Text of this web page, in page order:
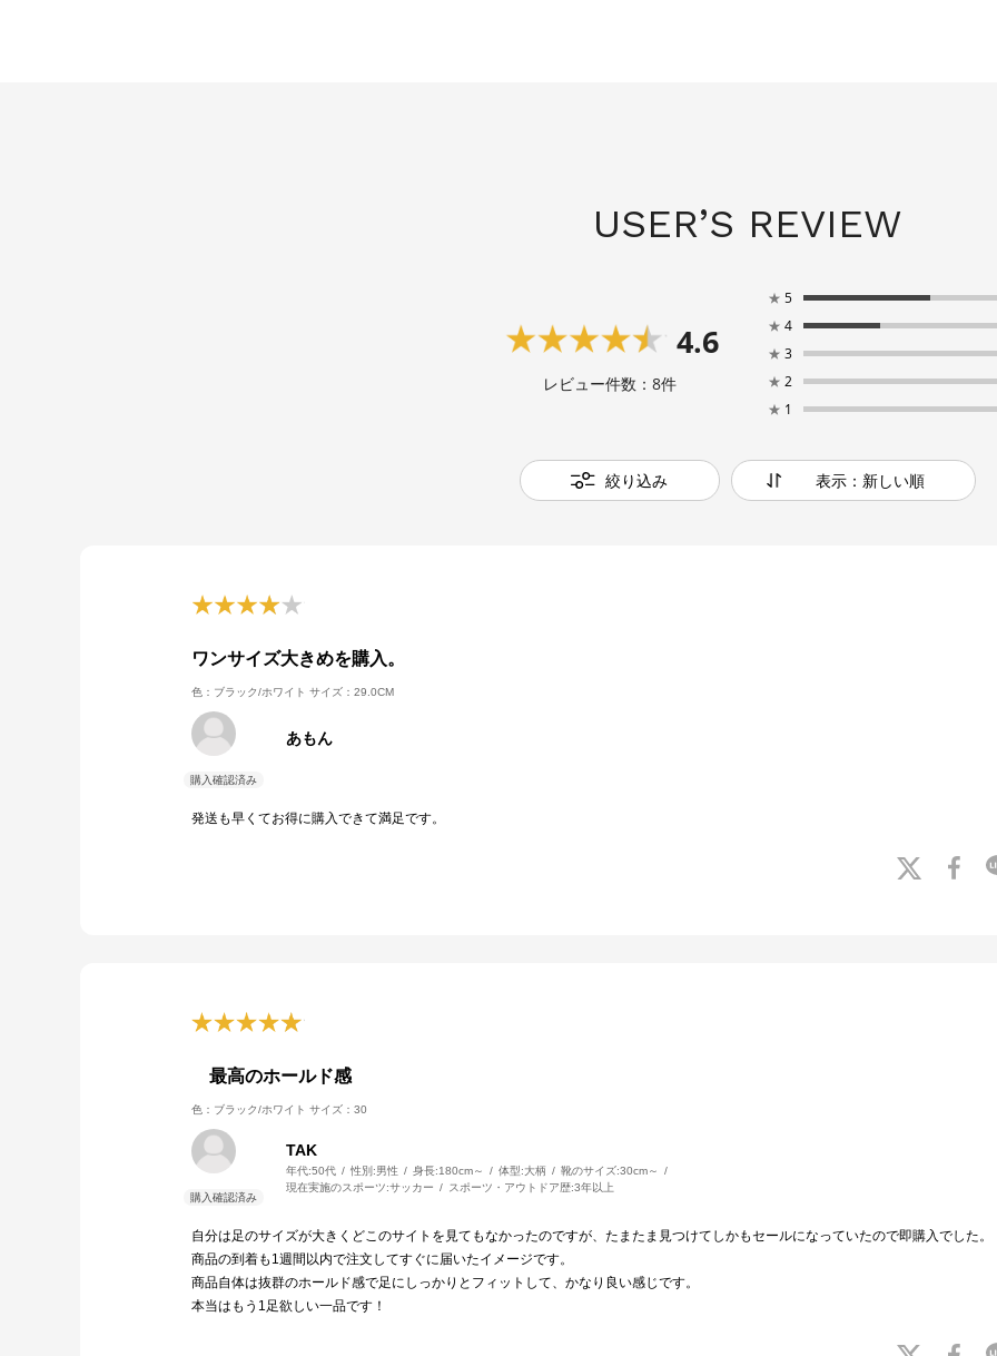
USER’S REVIEW
4.6
レビュー件数：8件
★ 5
★ 4
★ 3
★ 2
★ 1
絞り込み 表示：新しい順
ワンサイズ大きめを購入。
色：ブラック/ホワイト サイズ：29.0CM
あもん
発送も早くてお得に購入できて満足です。
最高のホールド感
色：ブラック/ホワイト サイズ：30
TAK
年代:50代 性別:男性 身長:180cm～ 体型:大柄 靴のサイズ:30cm～
現在実施のスポーツ:サッカー スポーツ・アウトドア歴:3年以上
自分は足のサイズが大きくどこのサイトを見てもなかったのですが、たまたま見つけてしかもセールになっていたので即購入でした。
商品の到着も1週間以内で注文してすぐに届いたイメージです。
商品自体は抜群のホールド感で足にしっかりとフィットして、かなり良い感じです。
本当はもう1足欲しい一品です！